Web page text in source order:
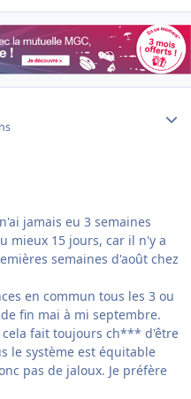
jamais eu 3 semaines
mieux 15 jours, car il n'y a
semaines d'août chez
en commun tous les 3 ou
fin mai à mi septembre.
cela fait toujours ch*** d'être
le système est équitable
pas de jaloux. Je préfère